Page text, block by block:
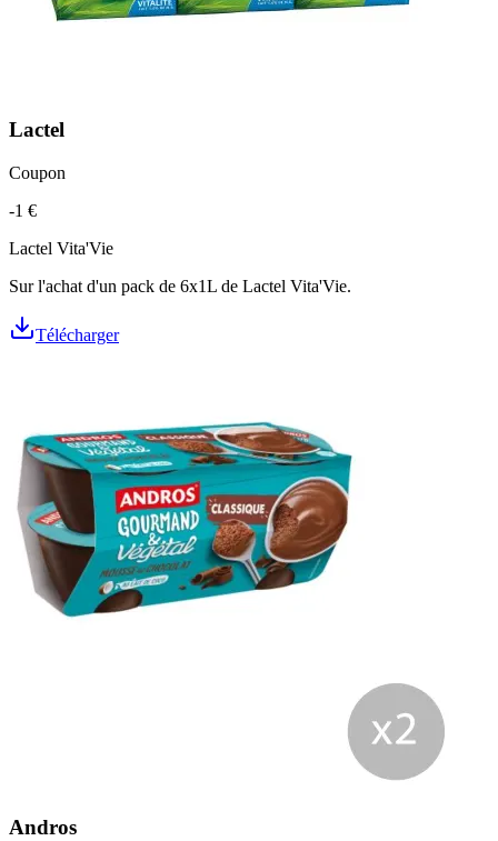
Lactel
Coupon
-1 €
Lactel Vita'Vie
Sur l'achat d'un pack de 6x1L de Lactel Vita'Vie.
Télécharger
Andros